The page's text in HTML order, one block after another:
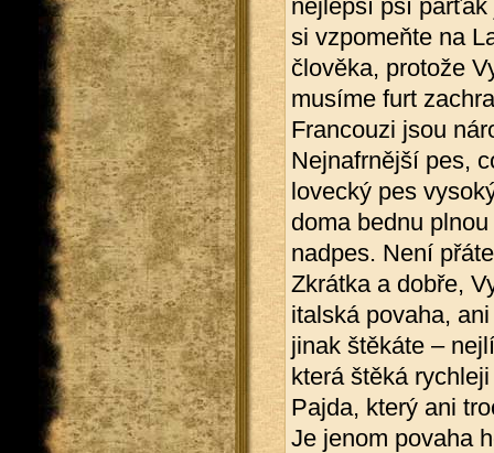
nejlepší psí parťák
si vzpomeňte na
člověka, protože
musíme furt
Francouzi jsou
Nejnafrnější pes,
lovecký pes
doma bednu
nadpes. Není
Zkrátka a dobře,
italská povaha,
jinak štěkáte –
která štěká
Pajda, který ani
Je jenom povaha